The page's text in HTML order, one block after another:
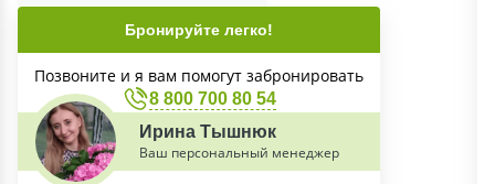
Бронируйте легко!
Позвоните и я вам помогут забронировать
8 800 700 80 54
Ирина Тышнюк
Ваш персональный менеджер